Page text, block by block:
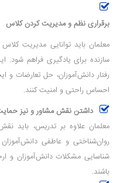
برقراری نظم و مدیریت کردن کلاس
معلمان باید توانایی مدیریت
سازنده برای یادگیری فراهم شود.
رفتار دانش‌آموزان، حل تعارضات
احساس راحتی و امنیت کنند.
داشتن نقش مشاور و نیز
معلمان علاوه بر تدریس، باید
روان‌شناختی و عاطفی دانش‌آموزان
شناسایی مشکلات دانش‌آموزان و
باشند.